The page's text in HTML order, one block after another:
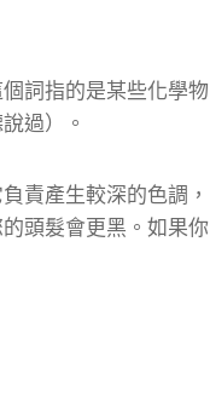
詞指的是某些化學物
過）。
責產生較深的色調，
頭髮會更黑。 如果你